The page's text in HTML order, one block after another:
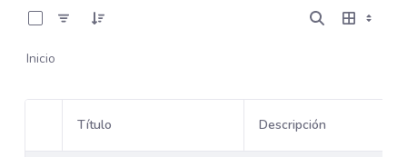
Inicio
Selección del elemento
Título Descripción